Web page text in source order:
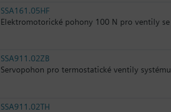
SSA161.05HF
Elektromotorické pohony 100 N pro ventily
SSA911.02ZB
Servopohon pro termostatické ventily
SSA911.02TH